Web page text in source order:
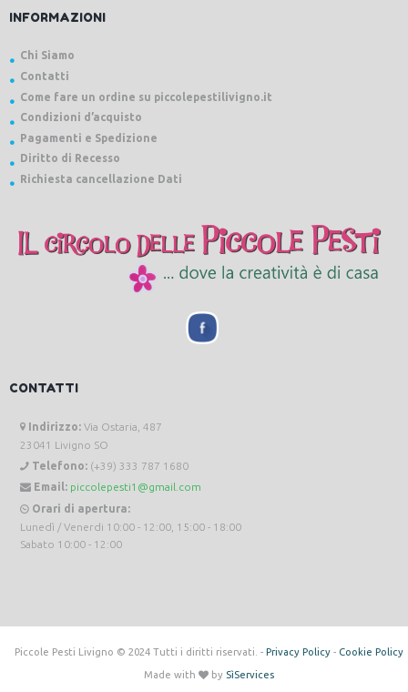
INFORMAZIONI
Chi Siamo
Contatti
Come fare un ordine su piccolepestilivigno.it
Condizioni d’acquisto
Pagamenti e Spedizione
Diritto di Recesso
Richiesta cancellazione Dati
CONTATTI
Indirizzo: Via Ostaria, 487
23041 Livigno SO
Telefono: (+39) 333 787 1680
Email: piccolepesti1@gmail.com
Orari di apertura:
Lunedì / Venerdi 10:00 - 12:00, 15:00 - 18:00
Sabato 10:00 - 12:00
Piccole Pesti Livigno © 2024 Tutti i diritti riservati. - Privacy Policy- Cookie Policy
Made with by SìServices